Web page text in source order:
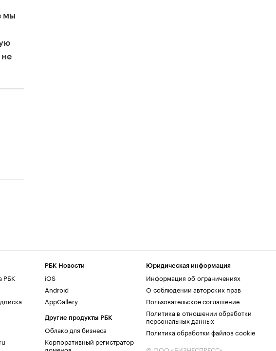
мы
не
РБК
РБК Новости
iOS
Android
AppGallery
Другие продукты РБК
Облако для бизнеса
Корпоративный регистратор
доменов
Юридическая информация
Информация об ограничениях
О соблюдении авторских прав
Пользовательское соглашение
Политика в отношении обработки
персональных данных
Политика обработки файлов cookie
© ООО «БИЗНЕСПРЕСС»,